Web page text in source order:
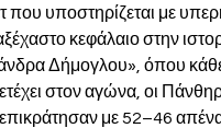
υποστηρίζεται με
κεφάλαιο στην
Δήμογλου», όπου
στον αγώνα, οι
επικράτησαν με 52–46